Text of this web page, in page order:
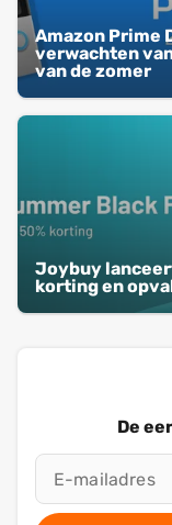
Amazon Prime
verwachten
van de zomer
Joybuy
korting en
De